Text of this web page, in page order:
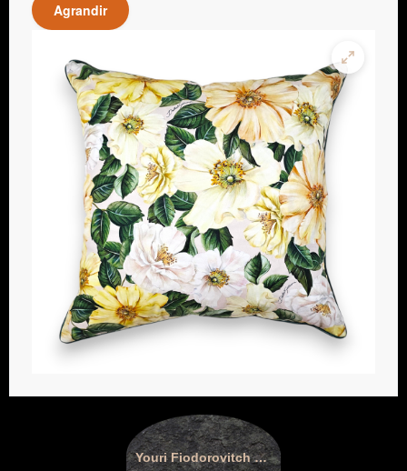
Agrandir
Youri Fiodorovitch Orlov